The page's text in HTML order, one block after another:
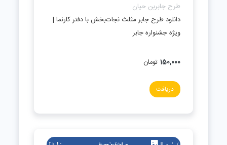
طرح جابربن حیان
دانلود طرح جابر مثلث نجات‌بخش با دفتر کارنما |
ویژه جشنواره جابر
150,000 تومان
دریافت